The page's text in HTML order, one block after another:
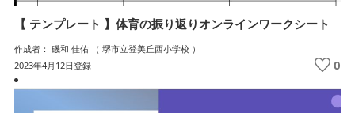
【 テンプレート 】体育の振り返りオンラインワークシート
作成者： 磯和 佳佑 （ 堺市立登美丘西小学校 ）
2023年4月12日登録
0